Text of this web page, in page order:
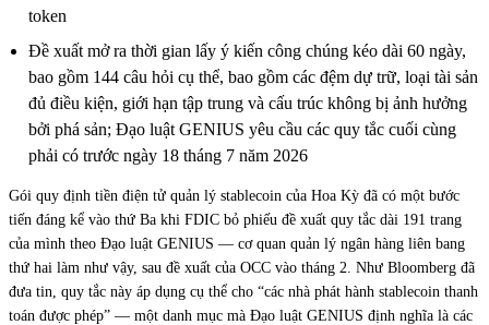
token
Đề xuất mở ra thời gian lấy ý kiến công chúng kéo dài 60 ngày,
bao gồm 144 câu hỏi cụ thể, bao gồm các đệm dự trữ, loại tài sản
đủ điều kiện, giới hạn tập trung và cấu trúc không bị ảnh hưởng
bởi phá sản; Đạo luật GENIUS yêu cầu các quy tắc cuối cùng
phải có trước ngày 18 tháng 7 năm 2026
Gói quy định tiền điện tử quản lý stablecoin của Hoa Kỳ đã có một bước
tiến đáng kể vào thứ Ba khi FDIC bỏ phiếu đề xuất quy tắc dài 191 trang
của mình theo Đạo luật GENIUS — cơ quan quản lý ngân hàng liên bang
thứ hai làm như vậy, sau đề xuất của OCC vào tháng 2. Như Bloomberg đã
đưa tin, quy tắc này áp dụng cụ thể cho “các nhà phát hành stablecoin thanh
toán được phép” — một danh mục mà Đạo luật GENIUS định nghĩa là các